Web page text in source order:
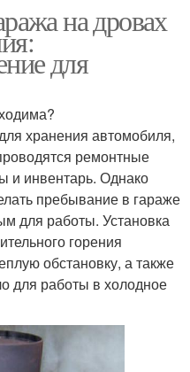
на дровах
для
хранения автомобиля,
ремонтные
и инвентарь. Однако
пребывание в гараже
для работы. Установка
горения
обстановку, а также
для работы в холодное